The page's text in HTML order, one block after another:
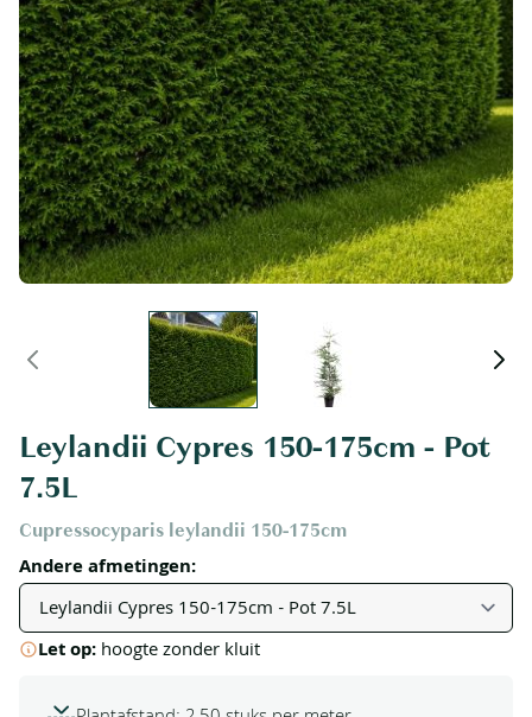
Leylandii Cypres 150-175cm - Pot
7.5L
Cupressocyparis leylandii 150-175cm
Andere afmetingen:
Let op:hoogte zonder kluit